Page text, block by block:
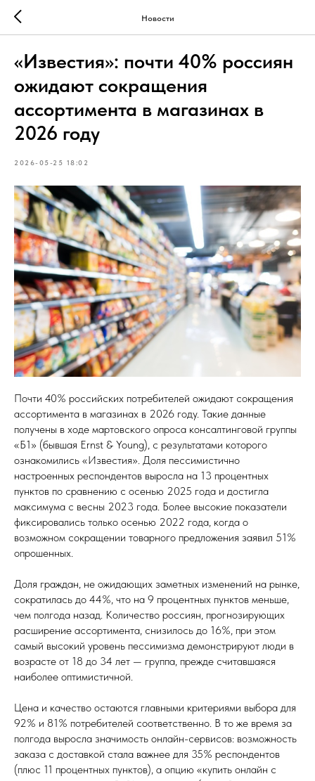
Новости
«Известия»: почти 40% россиян
ожидают сокращения
ассортимента в магазинах в
2026 году
2026-05-25 18:02
Почти 40% российских потребителей ожидают сокращения
ассортимента в магазинах в 2026 году. Такие данные
получены в ходе мартовского опроса консалтинговой группы
«Б1» (бывшая Ernst & Young), с результатами которого
ознакомились «Известия». Доля пессимистично
настроенных респондентов выросла на 13 процентных
пунктов по сравнению с осенью 2025 года и достигла
максимума с весны 2023 года. Более высокие показатели
фиксировались только осенью 2022 года, когда о
возможном сокращении товарного предложения заявил 51%
опрошенных.
Доля граждан, не ожидающих заметных изменений на рынке,
сократилась до 44%, что на 9 процентных пунктов меньше,
чем полгода назад. Количество россиян, прогнозирующих
расширение ассортимента, снизилось до 16%, при этом
самый высокий уровень пессимизма демонстрируют люди в
возрасте от 18 до 34 лет — группа, прежде считавшаяся
наиболее оптимистичной.
Цена и качество остаются главными критериями выбора для
92% и 81% потребителей соответственно. В то же время за
полгода выросла значимость онлайн-сервисов: возможность
заказа с доставкой стала важнее для 35% респондентов
(плюс 11 процентных пунктов), а опцию «купить онлайн с